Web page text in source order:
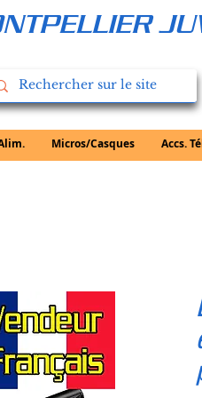
Micros/Casques Accs.